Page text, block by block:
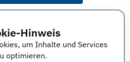
Hinweis
um Inhalte und Services
optimieren.